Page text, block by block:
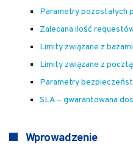
Parametry pozostałych
Zalecana ilość
Limity związane z
Limity związane z
Parametry
SLA – gwarantowana
Wprowadzenie